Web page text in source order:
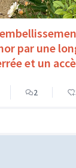
par une
et un
2